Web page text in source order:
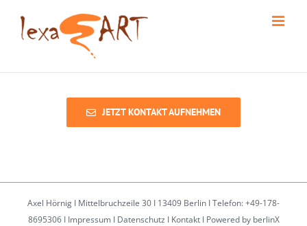
JETZT KONTAKT AUFNEHMEN
Axel Hörnig I Mittelbruchzeile 30 I 13409 Berlin I Telefon: +49-178-
8695306 I ImpressumI Datenschutz I KontaktI Powered by berlinX